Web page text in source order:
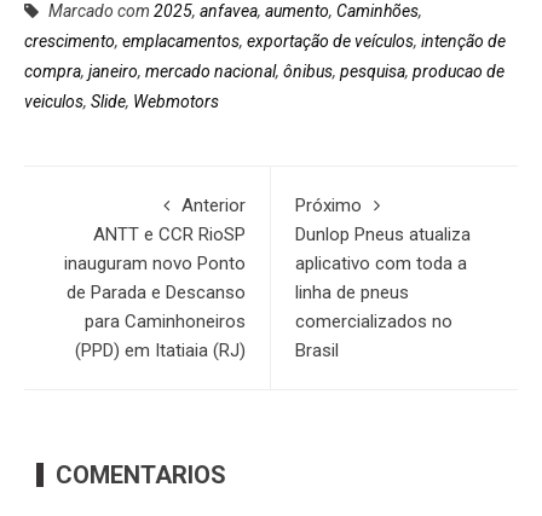
Marcado com 2025, anfavea, aumento, Caminhões,
crescimento, emplacamentos, exportação de veículos, intenção de
compra, janeiro, mercado nacional, ônibus, pesquisa, producao de
veiculos, Slide, Webmotors
Anterior
ANTT e CCR RioSP
inauguram novo Ponto
de Parada e Descanso
para Caminhoneiros
(PPD) em Itatiaia (RJ)
Próximo
Dunlop Pneus atualiza
aplicativo com toda a
linha de pneus
comercializados no
Brasil
COMENTARIOS